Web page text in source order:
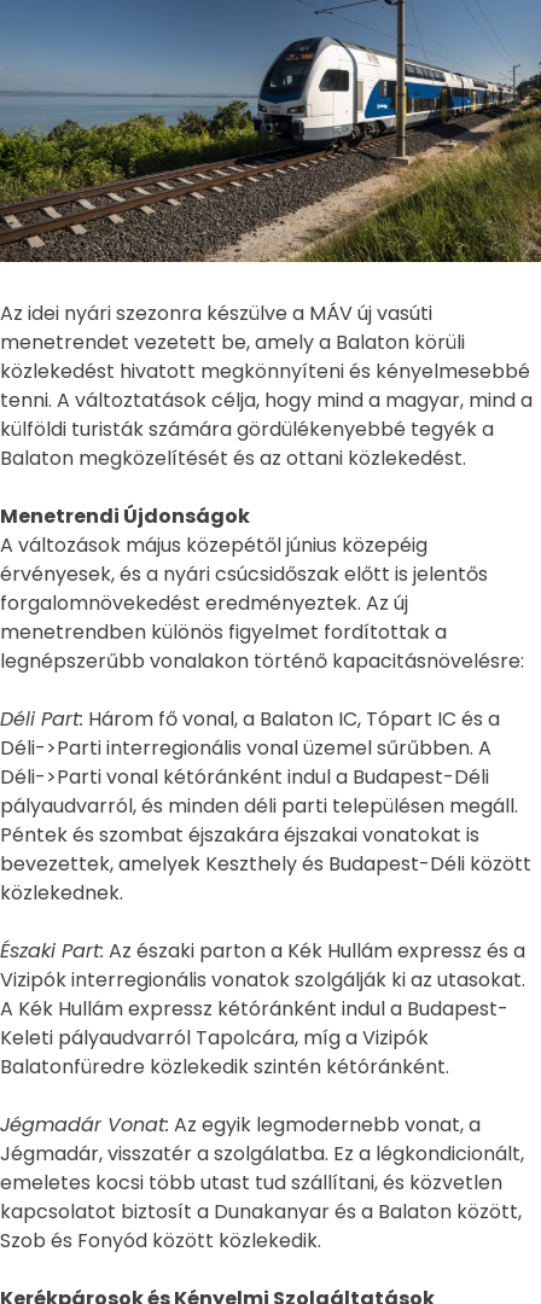
Az idei nyári szezonra készülve a MÁV új vasúti
menetrendet vezetett be, amely a Balaton körüli
közlekedést hivatott megkönnyíteni és kényelmesebbé
tenni. A változtatások célja, hogy mind a magyar, mind a
külföldi turisták számára gördülékenyebbé tegyék a
Balaton megközelítését és az ottani közlekedést.
Menetrendi Újdonságok
A változások május közepétől június közepéig
érvényesek, és a nyári csúcsidőszak előtt is jelentős
forgalomnövekedést eredményeztek. Az új
menetrendben különös figyelmet fordítottak a
legnépszerűbb vonalakon történő kapacitásnövelésre:
Déli Part: Három fő vonal, a Balaton IC, Tópart IC és a
Déli->Parti interregionális vonal üzemel sűrűbben. A
Déli->Parti vonal kétóránként indul a Budapest-Déli
pályaudvarról, és minden déli parti településen megáll.
Péntek és szombat éjszakára éjszakai vonatokat is
bevezettek, amelyek Keszthely és Budapest-Déli között
közlekednek​.
Északi Part: Az északi parton a Kék Hullám expressz és a
Vizipók interregionális vonatok szolgálják ki az utasokat.
A Kék Hullám expressz kétóránként indul a Budapest-
Keleti pályaudvarról Tapolcára, míg a Vizipók
Balatonfüredre közlekedik szintén kétóránként​​.
Jégmadár Vonat: Az egyik legmodernebb vonat, a
Jégmadár, visszatér a szolgálatba. Ez a légkondicionált,
emeletes kocsi több utast tud szállítani, és közvetlen
kapcsolatot biztosít a Dunakanyar és a Balaton között,
Szob és Fonyód között közlekedik​.